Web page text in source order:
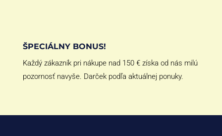
ŠPECIÁLNY BONUS!
Každý zákazník pri nákupe nad 150 € získa od nás milú
pozornosť navyše. Darček podľa aktuálnej ponuky.